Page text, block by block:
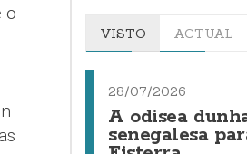
o
VISTO ACTUAL
28/07/2026
A odisea
senegalesa